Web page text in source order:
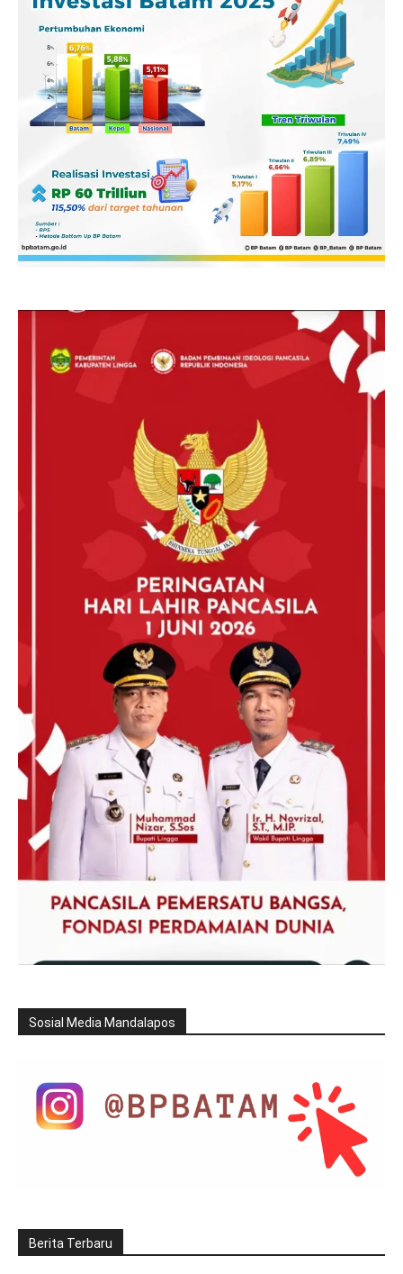
Sosial Media Mandalapos
Berita Terbaru